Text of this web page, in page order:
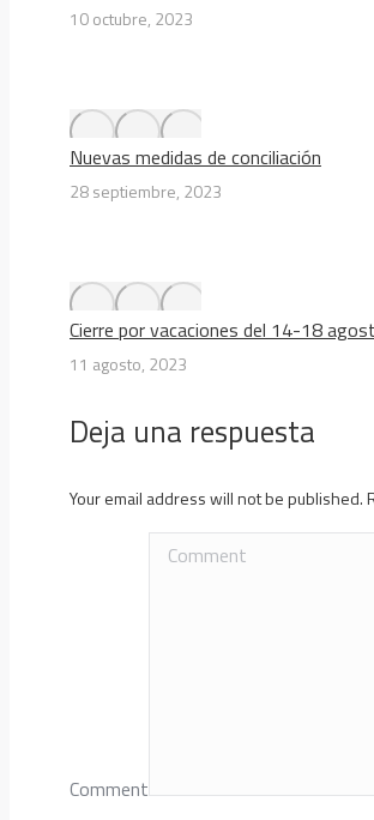
10 octubre, 2023
Nuevas medidas de conciliación
28 septiembre, 2023
Cierre por vacaciones del 14-18
11 agosto, 2023
Deja una respuesta
Your email address will not be published.
Comment